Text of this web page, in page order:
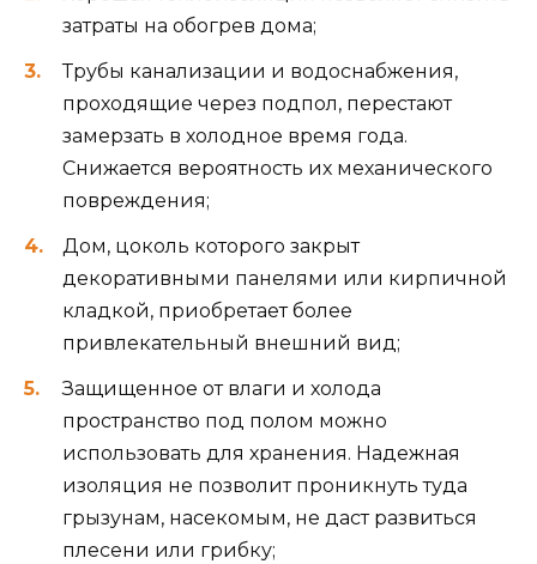
затраты на обогрев дома;
Трубы канализации и водоснабжения,
проходящие через подпол, перестают
замерзать в холодное время года.
Снижается вероятность их механического
повреждения;
Дом, цоколь которого закрыт
декоративными панелями или кирпичной
кладкой, приобретает более
привлекательный внешний вид;
Защищенное от влаги и холода
пространство под полом можно
использовать для хранения. Надежная
изоляция не позволит проникнуть туда
грызунам, насекомым, не даст развиться
плесени или грибку;